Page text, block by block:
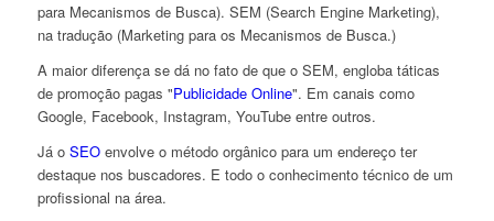
para Mecanismos de Busca). SEM (Search Engine Marketing),
na tradução (Marketing para os Mecanismos de Busca.)
A maior diferença se dá no fato de que o SEM, engloba táticas
de promoção pagas "Publicidade Online". Em canais como
Google, Facebook, Instagram, YouTube entre outros.
Já o SEOenvolve o método orgânico para um endereço ter
destaque nos buscadores. E todo o conhecimento técnico de um
profissional na área.